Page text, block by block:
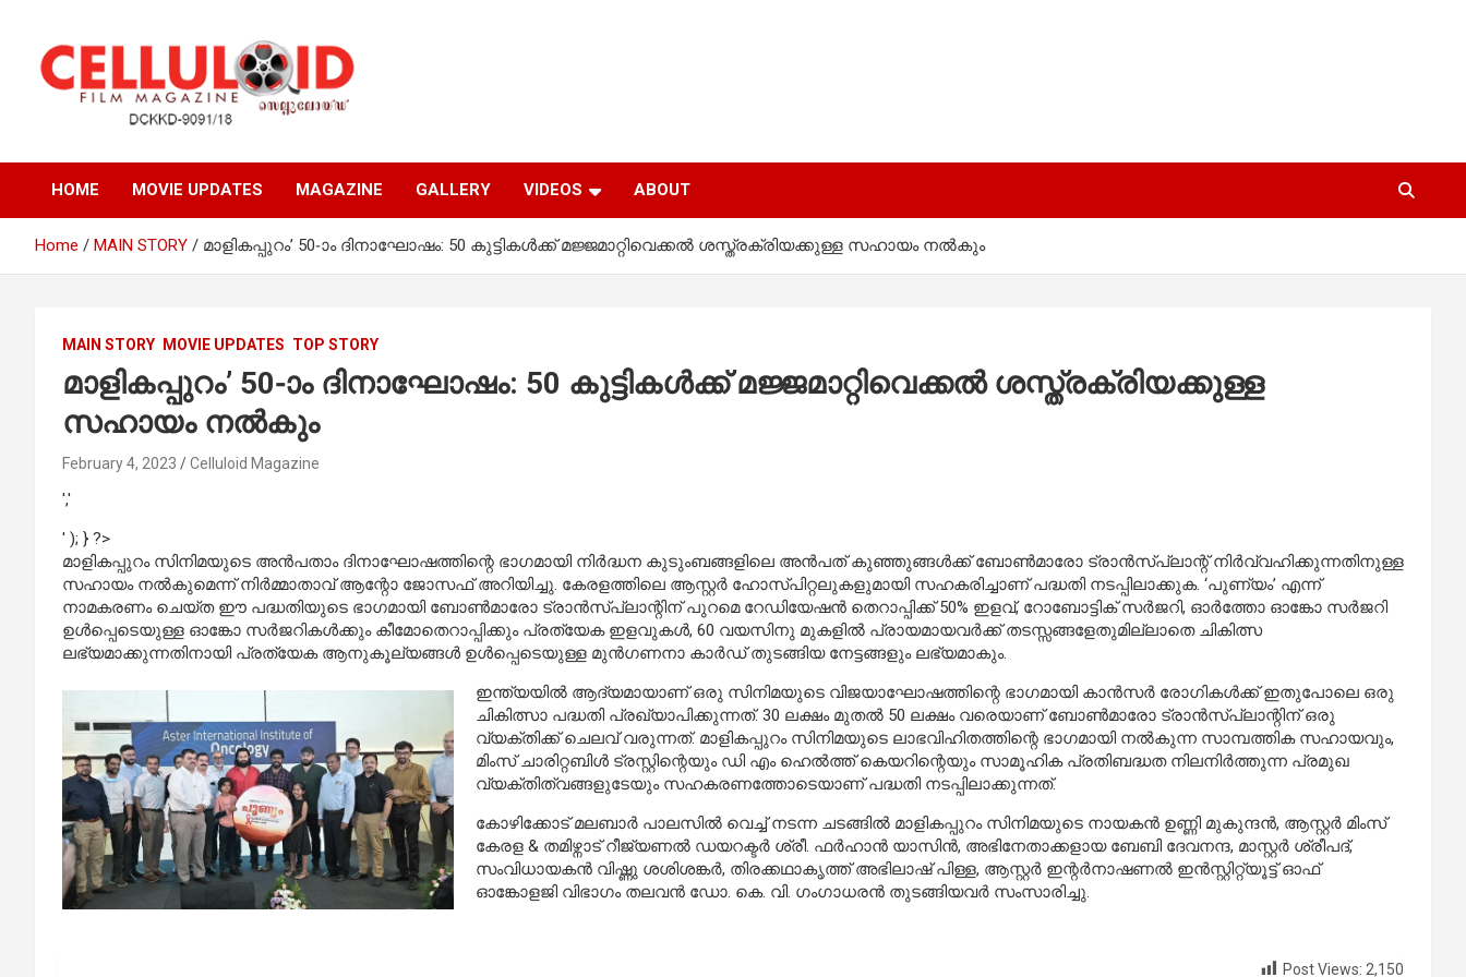
content
celluloid
HOME MOVIE UPDATES MAGAZINE GALLERY VIDEOS ABOUT
Home MAIN STORY മാളികപ്പുറം’ 50-ാം ദിനാഘോഷം: 50 കുട്ടികള്‍ക്ക് മജ്ജമാറ്റിവെക്കല്‍ ശസ്ത്രക്രിയക്കുള്ള സഹായം നല്‍കും
MAIN STORY MOVIE UPDATES TOP STORY
മാളികപ്പുറം’ 50-ാം ദിനാഘോഷം: 50 കുട്ടികള്‍ക്ക് മജ്ജമാറ്റിവെക്കല്‍ ശസ്ത്രക്രിയക്കുള്ള
സഹായം നല്‍കും
February 4, 2023 Celluloid Magazine
','
' ); } ?>
മാളികപ്പുറം സിനിമയുടെ അന്‍പതാം ദിനാഘോഷത്തിന്റെ ഭാഗമായി നിര്‍ദ്ധന കുടുംബങ്ങളിലെ അന്‍പത് കുഞ്ഞുങ്ങള്‍ക്ക് ബോണ്‍മാരോ ട്രാന്‍സ്പ്ലാന്റ് നിര്‍വ്വഹിക്കുന്നതിനുള്ള
സഹായം നല്‍കുമെന്ന് നിര്‍മ്മാതാവ് ആന്റോ ജോസഫ് അറിയിച്ചു. കേരളത്തിലെ ആസ്റ്റര്‍ ഹോസ്പിറ്റലുകളുമായി സഹകരിച്ചാണ് പദ്ധതി നടപ്പിലാക്കുക. ‘പുണ്യം’ എന്ന്
നാമകരണം ചെയ്ത ഈ പദ്ധതിയുടെ ഭാഗമായി ബോണ്‍മാരോ ട്രാന്‍സ്പ്ലാന്റിന് പുറമെ റേഡിയേഷന്‍ തെറാപ്പിക്ക് 50% ഇളവ്, റോബോട്ടിക് സര്‍ജറി, ഓര്‍ത്തോ ഓങ്കോ സര്‍ജറി
ഉള്‍പ്പെടെയുള്ള ഓങ്കോ സര്‍ജറികള്‍ക്കും കീമോതെറാപ്പിക്കും പ്രത്യേക ഇളവുകള്‍, 60 വയസിനു മുകളില്‍ പ്രായമായവര്‍ക്ക് തടസ്സങ്ങളേതുമില്ലാതെ ചികിത്സ
ലഭ്യമാക്കുന്നതിനായി പ്രത്യേക ആനുകൂല്യങ്ങള്‍ ഉള്‍പ്പെടെയുള്ള മുന്‍ഗണനാ കാര്‍ഡ് തുടങ്ങിയ നേട്ടങ്ങളും ലഭ്യമാകും.
ഇന്ത്യയില്‍ ആദ്യമായാണ് ഒരു സിനിമയുടെ വിജയാഘോഷത്തിന്റെ ഭാഗമായി കാന്‍സര്‍ രോഗികള്‍ക്ക് ഇതുപോലെ ഒരു
ചികിത്സാ പദ്ധതി പ്രഖ്യാപിക്കുന്നത്. 30 ലക്ഷം മുതല്‍ 50 ലക്ഷം വരെയാണ് ബോണ്‍മാരോ ട്രാന്‍സ്പ്ലാന്റിന് ഒരു
വ്യക്തിക്ക് ചെലവ് വരുന്നത്. മാളികപ്പുറം സിനിമയുടെ ലാഭവിഹിതത്തിന്റെ ഭാഗമായി നല്‍കുന്ന സാമ്പത്തിക സഹായവും,
മിംസ് ചാരിറ്റബിള്‍ ട്രസ്റ്റിന്റെയും ഡി എം ഹെല്‍ത്ത് കെയറിന്റെയും സാമൂഹിക പ്രതിബദ്ധത നിലനിര്‍ത്തുന്ന പ്രമുഖ
വ്യക്തിത്വങ്ങളുടേയും സഹകരണത്തോടെയാണ് പദ്ധതി നടപ്പിലാക്കുന്നത്.
കോഴിക്കോട് മലബാര്‍ പാലസില്‍ വെച്ച് നടന്ന ചടങ്ങില്‍ മാളികപ്പുറം സിനിമയുടെ നായകന്‍ ഉണ്ണി മുകുന്ദന്‍, ആസ്റ്റര്‍ മിംസ്
കേരള & തമിഴ്നാട് റീജ്യണല്‍ ഡയറക്ടര്‍ ശ്രീ. ഫര്‍ഹാന്‍ യാസിന്‍, അഭിനേതാക്കളായ ബേബി ദേവനന്ദ, മാസ്റ്റര്‍ ശ്രീപദ്,
സംവിധായകന്‍ വിഷ്ണു ശശിശങ്കര്‍, തിരക്കഥാകൃത്ത് അഭിലാഷ് പിള്ള, ആസ്റ്റര്‍ ഇന്റര്‍നാഷണല്‍ ഇന്‍സ്റ്റിറ്റ്യൂട്ട് ഓഫ്
ഓങ്കോളജി വിഭാഗം തലവന്‍ ഡോ. കെ. വി. ഗംഗാധരന്‍ തുടങ്ങിയവര്‍ സംസാരിച്ചു.
Post Views: 2,150